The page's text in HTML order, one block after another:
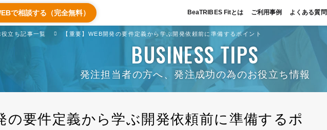
で相談する（完全無料） BeaTRIBES Fitとは ご利用事例 よくある質問
役立ち記事一覧 【重要】WEB開発の要件定義から学ぶ開発依頼前に準備するポイント
BUSINESS TIPS
発注担当者の方へ、発注成功の為のお役立ち情報
の要件定義から学ぶ開発依頼前に準備するポ